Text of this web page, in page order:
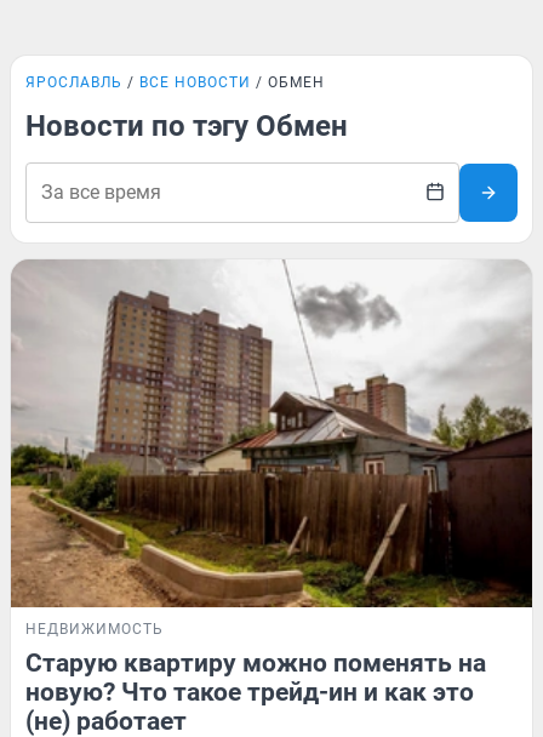
ЯРОСЛАВЛЬ ВСЕ НОВОСТИ ОБМЕН
Новости по тэгу Обмен
НЕДВИЖИМОСТЬ
Старую квартиру можно поменять на
новую? Что такое трейд-ин и как это
(не) работает